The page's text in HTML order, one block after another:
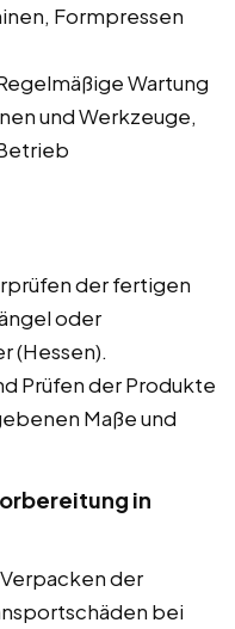
Formpressen
Wartung
und Werkzeuge,
der fertigen
oder
(Hessen).
Prüfen der Produkte
Maße und
in
der
bei